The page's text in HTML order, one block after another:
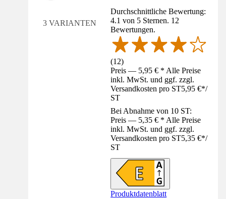
3 VARIANTEN
Durchschnittliche Bewertung:
4.1 von 5 Sternen. 12
Bewertungen.
(12)
Preis — 5,95 € * Alle Preise
inkl. MwSt. und ggf. zzgl.
Versandkosten pro ST5,95 €*/
ST
Bei Abnahme von 10 ST:
Preis — 5,35 € * Alle Preise
inkl. MwSt. und ggf. zzgl.
Versandkosten pro ST5,35 €*/
ST
Produktdatenblatt